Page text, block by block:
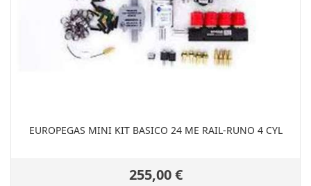
EUROPEGAS MINI KIT BASICO 24 ME RAIL-RUNO 4 CYL
255,00 €